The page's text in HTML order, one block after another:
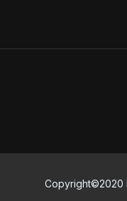
Copyright©2020